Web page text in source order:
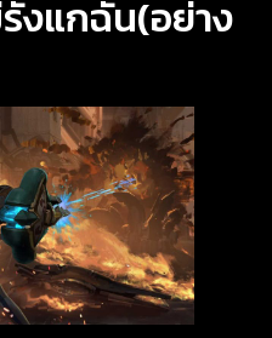
งแกฉัน(อย่าง